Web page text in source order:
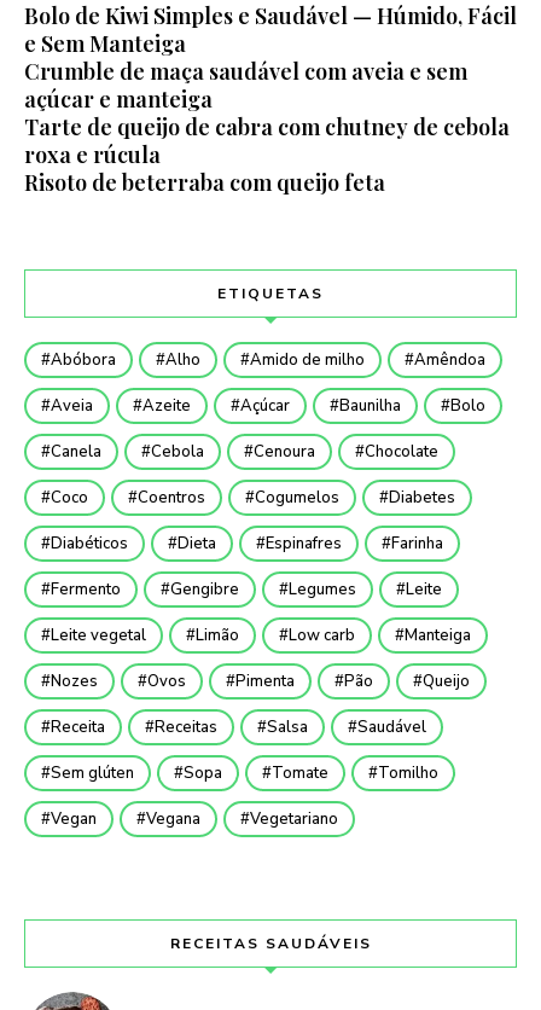
Bolo de Kiwi Simples e Saudável — Húmido, Fácil
e Sem Manteiga
Crumble de maça saudável com aveia e sem
açúcar e manteiga
Tarte de queijo de cabra com chutney de cebola
roxa e rúcula
Risoto de beterraba com queijo feta
ETIQUETAS
Abóbora Alho Amido de milho Amêndoa
Aveia Azeite Açúcar Baunilha Bolo
Canela Cebola Cenoura Chocolate
Coco Coentros Cogumelos Diabetes
Diabéticos Dieta Espinafres Farinha
Fermento Gengibre Legumes Leite
Leite vegetal Limão Low carb Manteiga
Nozes Ovos Pimenta Pão Queijo
Receita Receitas Salsa Saudável
Sem glúten Sopa Tomate Tomilho
Vegan Vegana Vegetariano
RECEITAS SAUDÁVEIS